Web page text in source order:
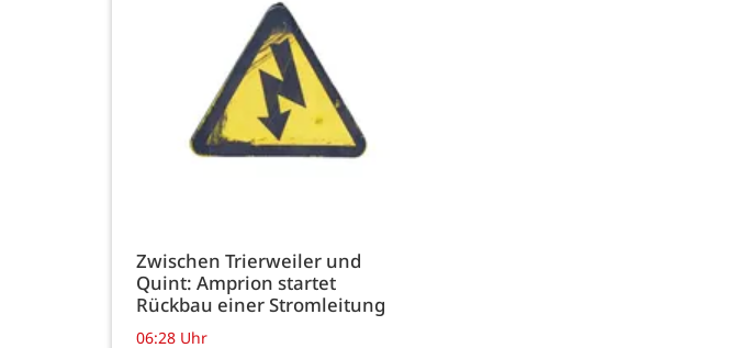
Zwischen Trierweiler und
Quint: Amprion startet
Rückbau einer Stromleitung
06:28 Uhr